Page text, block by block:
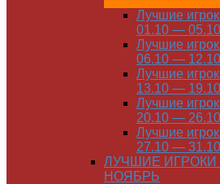
Лучшие
01.10 — 05.10
Лучшие
06.10 — 12.10
Лучшие
13.10 — 19.10
Лучшие
20.10 — 26.10
Лучшие
27.10 — 31.10
ЛУЧШИЕ ИГРОКИ
НОЯБРЬ